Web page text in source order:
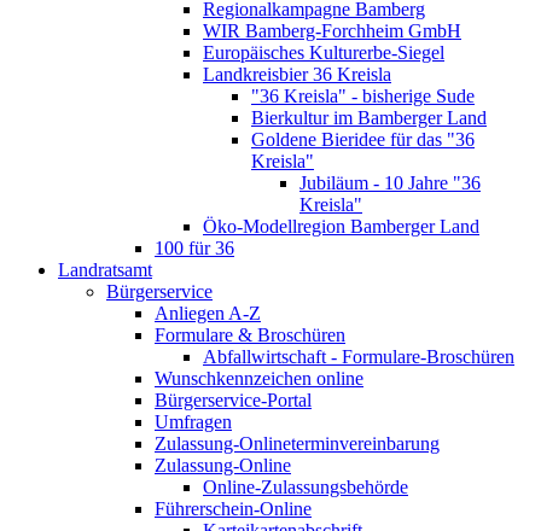
Regionalkampagne Bamberg
WIR Bamberg-Forchheim GmbH
Europäisches Kulturerbe-Siegel
Landkreisbier 36 Kreisla
"36 Kreisla" - bisherige Sude
Bierkultur im Bamberger Land
Goldene Bieridee für das "36
Kreisla"
Jubiläum - 10 Jahre "36
Kreisla"
Öko-Modellregion Bamberger Land
100 für 36
Landratsamt
Bürgerservice
Anliegen A-Z
Formulare & Broschüren
Abfallwirtschaft - Formulare-Broschüren
Wunschkennzeichen online
Bürgerservice-Portal
Umfragen
Zulassung-Onlineterminvereinbarung
Zulassung-Online
Online-Zulassungsbehörde
Führerschein-Online